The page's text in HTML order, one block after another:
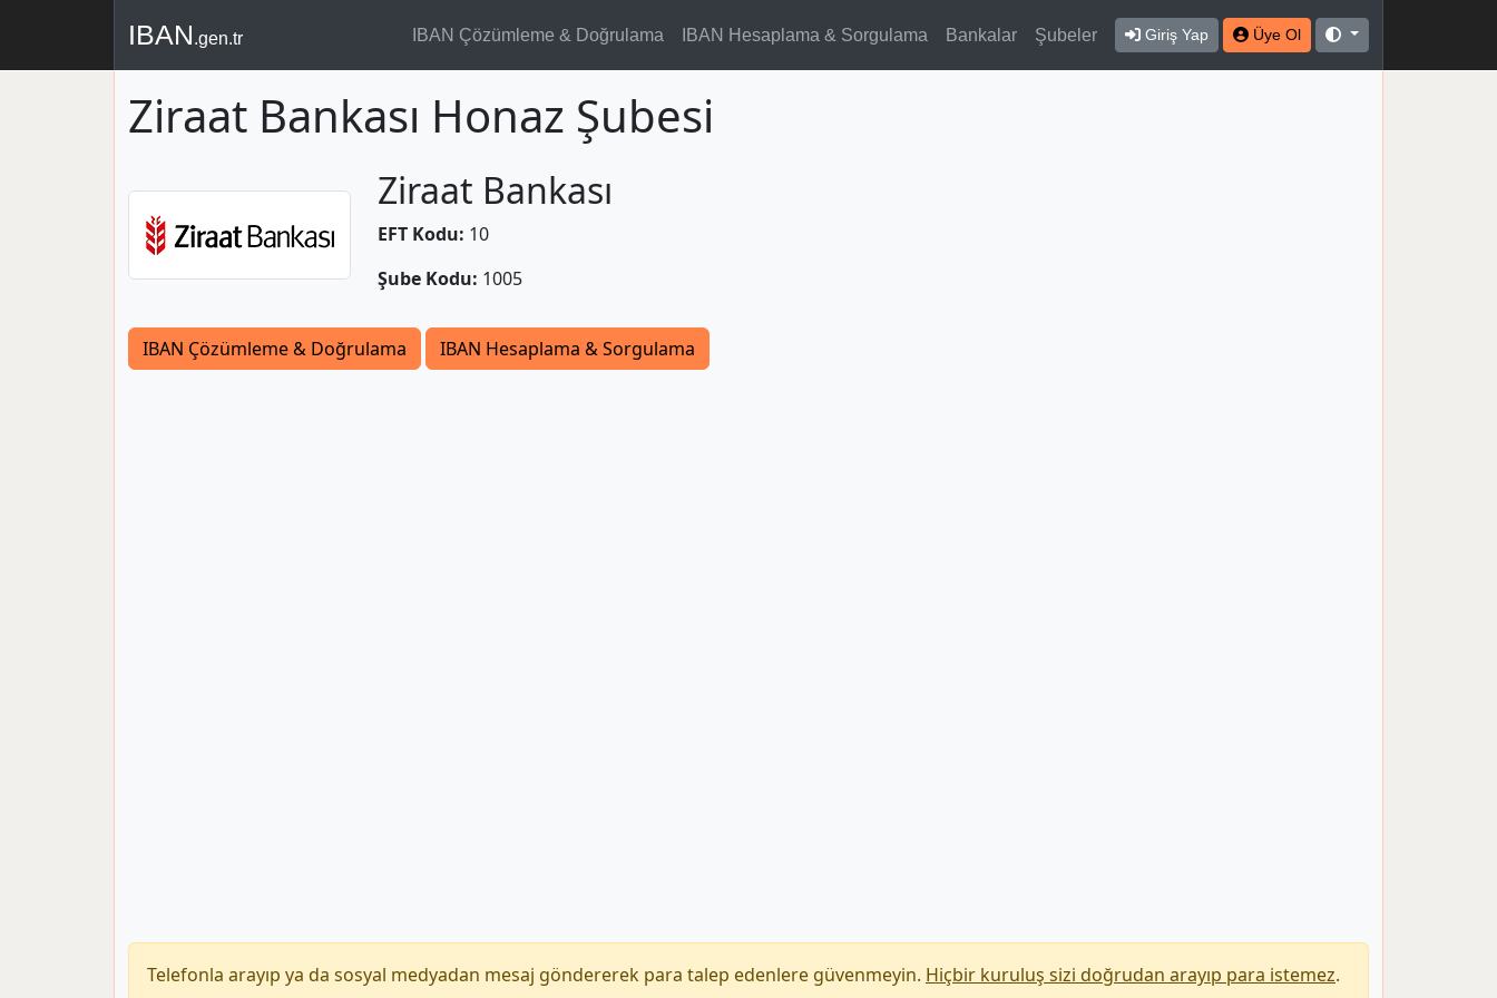
IBAN.gen.tr IBAN Çözümleme & Doğrulama IBAN Hesaplama & Sorgulama Bankalar Şubeler Giriş Yap Üye Ol
Ziraat Bankası Honaz Şubesi
Ziraat Bankası
EFT Kodu: 10
Şube Kodu: 1005
IBAN Çözümleme & Doğrulama IBAN Hesaplama & Sorgulama
Telefonla arayıp ya da sosyal medyadan mesaj göndererek para talep edenlere güvenmeyin. Hiçbir kuruluş sizi doğrudan arayıp para istemez.